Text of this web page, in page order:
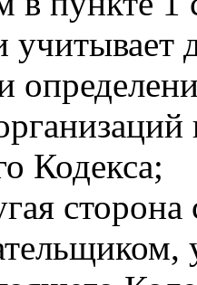
учитывает
Кодекса;
сторона